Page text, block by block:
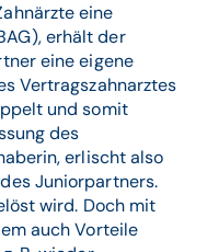
eine
erhält der
eine eigene
Vertragszahnarztes
und somit
des
erlischt also
Juniorpartners.
wird. Doch mit
auch Vorteile